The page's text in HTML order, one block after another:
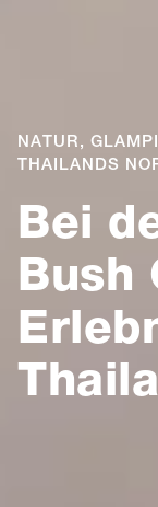
Bei
Bush
NATUR,
THAILANDS